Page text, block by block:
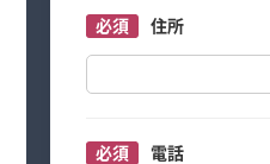
必須 住所
必須
電話